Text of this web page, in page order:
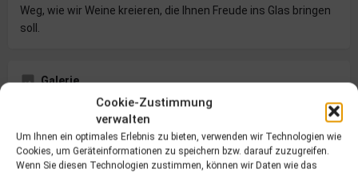
Cookie-Zustimmung
verwalten
Um Ihnen ein optimales Erlebnis zu bieten, verwenden wir Technologien wie
Cookies, um Geräteinformationen zu speichern bzw. darauf zuzugreifen.
Wenn Sie diesen Technologien zustimmen, können wir Daten wie das
Weg, wie wir Weine kreieren, die Ihnen Freude ins Glas bringen
soll.
Galerie